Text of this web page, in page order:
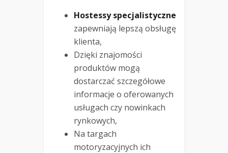
Hostessy specjalistyczne
zapewniają lepszą obsługę
klienta,
Dzięki znajomości
produktów mogą
dostarczać szczegółowe
informacje o oferowanych
usługach czy nowinkach
rynkowych,
Na targach
motoryzacyjnych ich